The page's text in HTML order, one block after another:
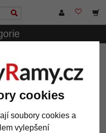
cookies
soubory cookies a
vylepšení
Quadro